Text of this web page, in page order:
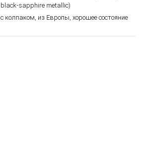
Форсунка омывателя фар
BMW X3-series (E83) внедорожник полный
black-sapphire metallic)